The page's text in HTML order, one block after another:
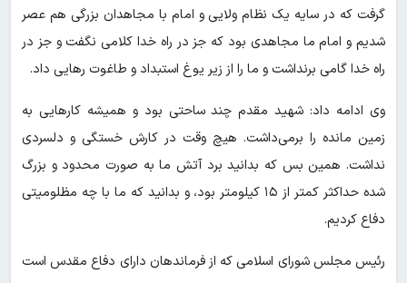
گرفت که در سایه یک نظام ولایی و امام با مجاهدان بزرگی هم عصر
شدیم و امام ما مجاهدی بود که جز در راه خدا کلامی نگفت و جز در
راه خدا گامی برنداشت و ما را از زیر یوغ استبداد و طاغوت رهایی داد.
وی ادامه داد: شهید مقدم چند ساحتی بود و همیشه کارهایی به
زمین مانده را برمی‌داشت. هیچ وقت در کارش خستگی و دلسردی
نداشت. همین بس که بدانید برد آتش ما به صورت محدود و بزرگ
شده حداکثر کمتر از ۱۵ کیلومتر بود، و بدانید که ما با چه مظلومیتی
دفاع کردیم.
رئیس مجلس شورای اسلامی که از فرماندهان دارای دفاع مقدس است